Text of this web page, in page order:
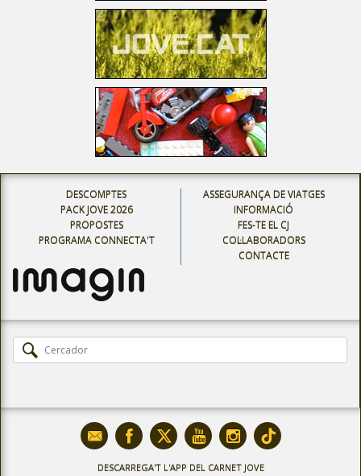
DESCOMPTES
PACK JOVE 2026
PROPOSTES
PROGRAMA CONNECTA'T
ASSEGURANÇA DE VIATGES
INFORMACIÓ
FES-TE EL CJ
COL·LABORADORS
CONTACTE
DESCARREGA'T L'APP DEL CARNET JOVE